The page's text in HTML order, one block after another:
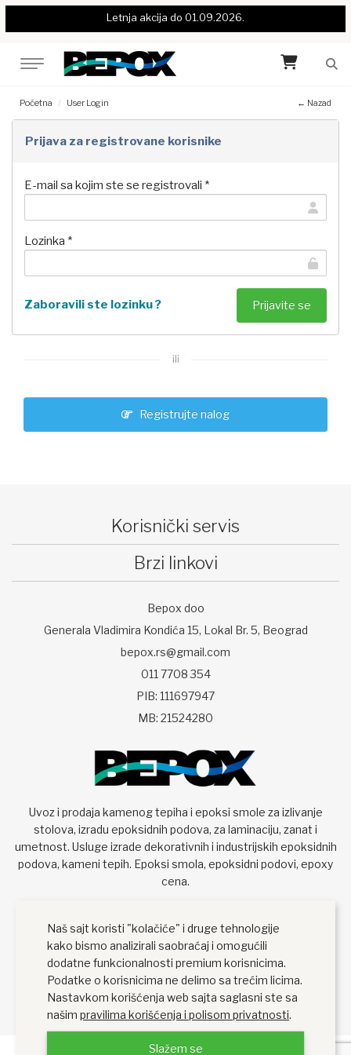
Letnja akcija do 01.09.2026.
Početna User Login ← Nazad
Prijava za registrovane korisnike
E-mail sa kojim ste se registrovali *
Lozinka *
Zaboravili ste lozinku ?
ili
Registrujte nalog
Korisnički servis
Brzi linkovi
Bepox doo
Generala Vladimira Kondića 15, Lokal Br. 5, Beograd
bepox.rs@gmail.com
011 7708 354
PIB: 111697947
MB: 21524280
Uvoz i prodaja kamenog tepiha i epoksi smole za izlivanje
stolova, izradu epoksidnih podova, za laminaciju, zanat i
umetnost. Usluge izrade dekorativnih i industrijskih epoksidnih
podova, kameni tepih. Epoksi smola, epoksidni podovi, epoxy
cena.
Naš sajt koristi "kolačiće" i druge tehnologije
kako bismo analizirali saobraćaj i omogućili
dodatne funkcionalnosti premium korisnicima.
Podatke o korisnicima ne delimo sa trećim licima.
Nastavkom korišćenja web sajta saglasni ste sa
našim pravilima korišćenja i polisom privatnosti.
Slažem se